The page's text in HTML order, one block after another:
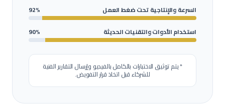
السرعة والإنتاجية تحت ضغط العمل
92%
استخدام الأدوات والتقنيات الحديثة
90%
* يتم توثيق الاختبارات بالكامل بالفيديو وإرسال التقارير الفنية
للشركاء قبل اتخاذ قرار التفويض.